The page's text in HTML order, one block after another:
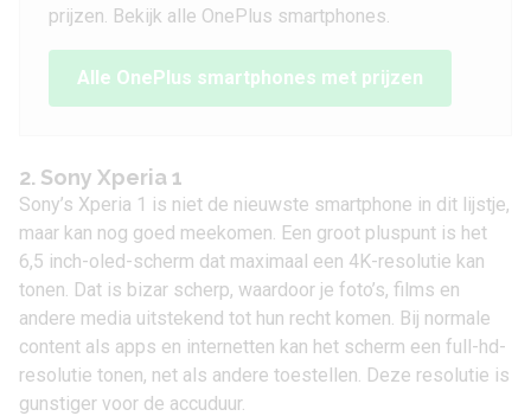
prijzen. Bekijk alle OnePlus smartphones.
Alle OnePlus smartphones met prijzen
2. Sony Xperia 1
Sony’s Xperia 1 is niet de nieuwste smartphone in dit lijstje,
maar kan nog goed meekomen. Een groot pluspunt is het
6,5 inch-oled-scherm dat maximaal een 4K-resolutie kan
tonen. Dat is bizar scherp, waardoor je foto’s, films en
andere media uitstekend tot hun recht komen. Bij normale
content als apps en internetten kan het scherm een full-hd-
resolutie tonen, net als andere toestellen. Deze resolutie is
gunstiger voor de accuduur.